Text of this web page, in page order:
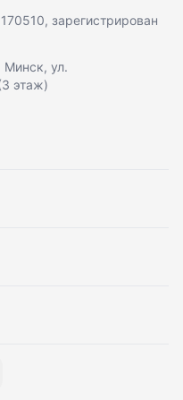
зарегистрирован
Минск, ул.
этаж)